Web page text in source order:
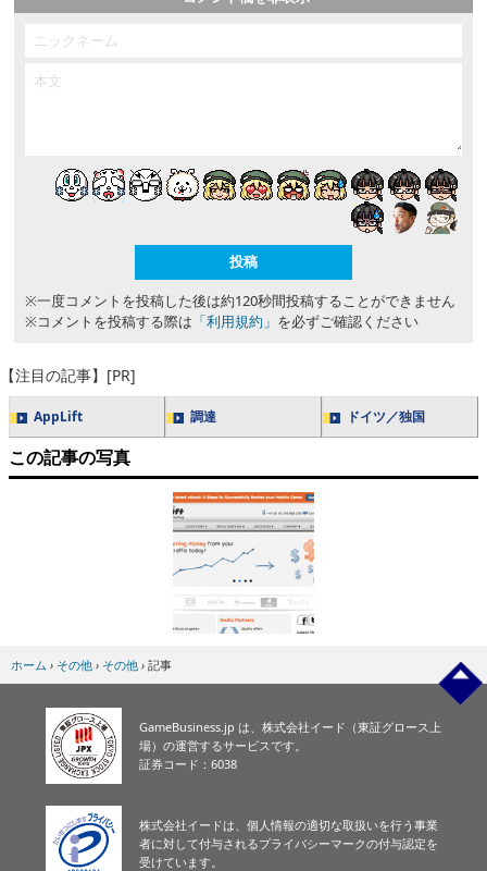
※一度コメントを投稿した後は約120秒間投稿することができません
※コメントを投稿する際は 「利用規約」 を必ずご確認ください
【注目の記事】[PR]
AppLift 調達 ドイツ／独国
この記事の写真
ホーム › その他 › その他 › 記事
GameBusiness.jp は、株式会社イード（東証グロース上
場）の運営するサービスです。
証券コード：6038
株式会社イードは、個人情報の適切な取扱いを行う事業
者に対して付与されるプライバシーマークの付与認定を
受けています。